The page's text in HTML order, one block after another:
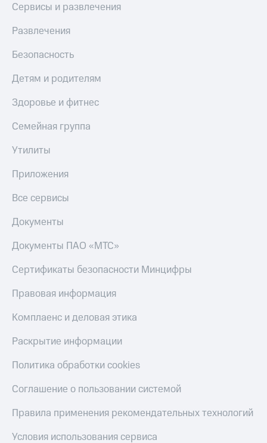
Сервисы и развлечения
Развлечения
Безопасность
Детям и родителям
Здоровье и фитнес
Семейная группа
Утилиты
Приложения
Все сервисы
Документы
Документы ПАО «МТС»
Сертификаты безопасности Минцифры
Правовая информация
Комплаенс и деловая этика
Раскрытие информации
Политика обработки cookies
Соглашение о пользовании системой
Правила применения рекомендательных технологий
Условия использования сервиса